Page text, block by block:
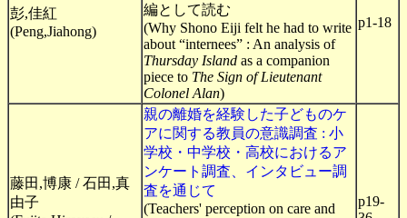
彭,佳紅
(Peng,Jiahong)
編として読む
(Why Shono Eiji felt he had to write
about “internees” : An analysis of
Thursday Island as a companion
piece to The Sign of Lieutenant
Colonel Alan)
p1-18
藤田,博康 / 石田,真
由子
親の離婚を経験した子どものケ
アに関する教員の意識調査 : 小
学校・中学校・高校におけるア
ンケート調査、インタビュー調
査を通じて
(Teachers' perception on care and
p19-